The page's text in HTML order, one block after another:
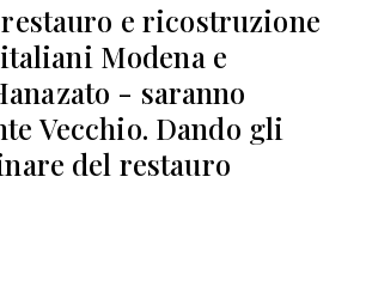
e ricostruzione
Modena e
- saranno
Vecchio. Dando gli
del restauro